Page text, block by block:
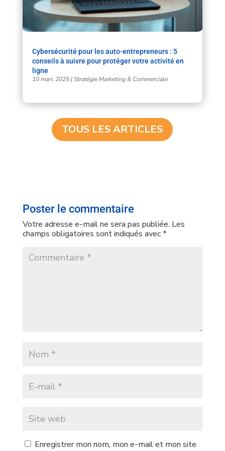
Cybersécurité pour les auto-entrepreneurs : 5
conseils à suivre pour protéger votre activité en
ligne
10 mars 2025|Stratégie Marketing & Commerciale
TOUS LES ARTICLES
Poster le commentaire
Votre adresse e-mail ne sera pas publiée. Les
champs obligatoires sont indiqués avec *
Enregistrer mon nom, mon e-mail et mon site